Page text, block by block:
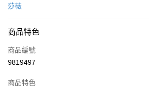
LINE Pay
街口支付
莎薇
商品特色
商品編號
9819497
商品特色